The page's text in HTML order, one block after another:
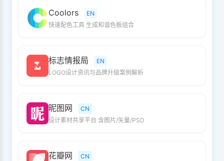
Coolors
EN
快速配色工具 生成和谐色板组合
标志情报局
EN
LOGO设计资讯与品牌升级案例解析
昵图网
CN
设计素材共享平台 含图片/矢量/PSD
花瓣网
CN